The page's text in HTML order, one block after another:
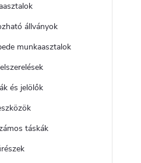
állványok
munkaasztalok
és jelölők
táskák